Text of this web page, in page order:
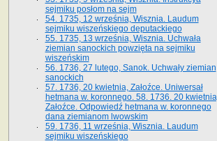
sejmiku posłom na sejm
54. 1735, 12 września, Wisznia. Laudum
sejmiku wiszeńskiego deputackiego
55. 1735, 13 września, Wisznia. Uchwała
ziemian sanockich powzięta na sejmiku
wiszeńskim
56. 1736, 27 lutego, Sanok. Uchwały ziemian
sanockich
57. 1736, 20 kwietnia, Załoźce. Uniwersał
hetmana w. koronnego. 58. 1736. 20
Załoźce. Odpowiedź hetmana w. koronnego
dana ziemianom lwowskim
59. 1736, 11 września, Wisznia. Laudum
sejmiku wiszeńskiego